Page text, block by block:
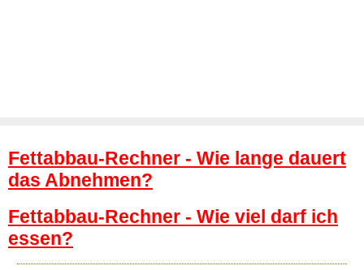
Fettabbau-Rechner - Wie lange dauert
das Abnehmen?
Fettabbau-Rechner - Wie viel darf ich
essen?